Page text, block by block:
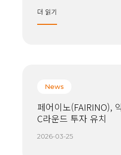
더 읽기
News
페어이노(FAIRINO),
C라운드 투자 유치
2026-03-25